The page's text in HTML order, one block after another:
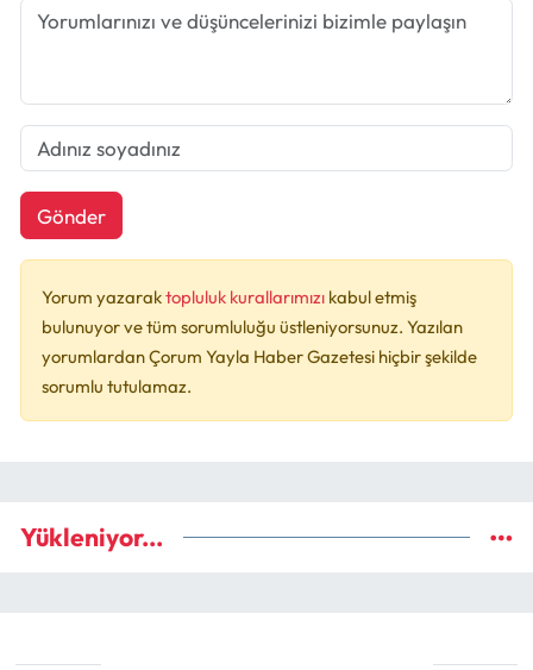
Gönder
Yorum yazaraktopluluk kurallarımızı kabul etmiş
bulunuyor ve tüm sorumluluğu üstleniyorsunuz. Yazılan
yorumlardan Çorum Yayla Haber Gazetesi hiçbir şekilde
sorumlu tutulamaz.
Yükleniyor...